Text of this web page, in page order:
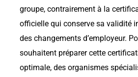
groupe, contrairement à la
officielle qui conserve sa validité
des changements d’employeur.
souhaitent préparer cette
optimale, des organismes